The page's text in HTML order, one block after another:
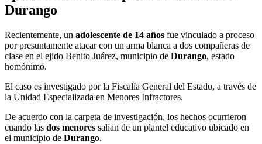
Durango
Recientemente, un adolescente de 14 años fue vinculado a proceso
por presuntamente atacar con un arma blanca a dos compañeras de
clase en el ejido Benito Juárez, municipio de Durango, estado
homónimo.
El caso es investigado por la Fiscalía General del Estado, a través de
la Unidad Especializada en Menores Infractores.
De acuerdo con la carpeta de investigación, los hechos ocurrieron
cuando las dos menores salían de un plantel educativo ubicado en
el municipio de Durango.